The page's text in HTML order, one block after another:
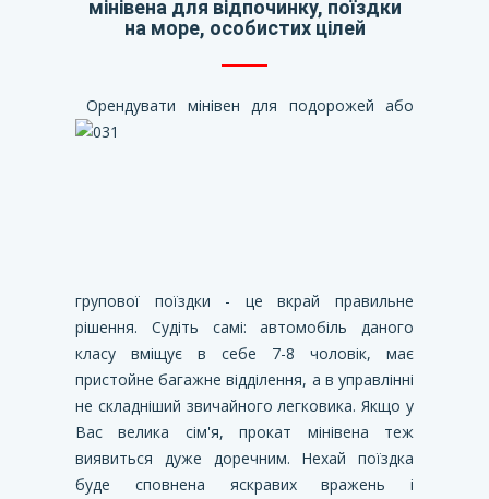
мінівена для відпочинку, поїздки
на море, особистих цілей
Орендувати мінівен для подорожей або
групової поїздки - це вкрай правильне
рішення. Судіть самі: автомобіль даного
класу вміщує в себе 7-8 чоловік, має
пристойне багажне відділення, а в управлінні
не складніший звичайного легковика. Якщо у
Вас велика сім'я, прокат мінівена теж
виявиться дуже доречним. Нехай поїздка
буде сповнена яскравих вражень і